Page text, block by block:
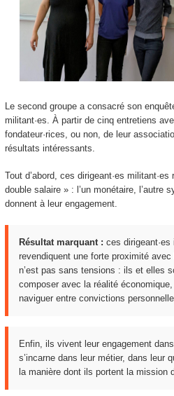
Le second groupe a consacré son
militant·es. À partir de cinq entretiens
fondateur·rices, ou non, de leur
résultats intéressants.
Tout d’abord, ces dirigeant·es
double salaire » : l’un monétaire, l’autre
donnent à leur engagement.
Résultat marquant : ces
revendiquent une forte proximité
n’est pas sans tensions : ils et elles
composer avec la réalité
naviguer entre convictions
Enfin, ils vivent leur engagement
s’incarne dans leur métier, dans leur
la manière dont ils portent la mission